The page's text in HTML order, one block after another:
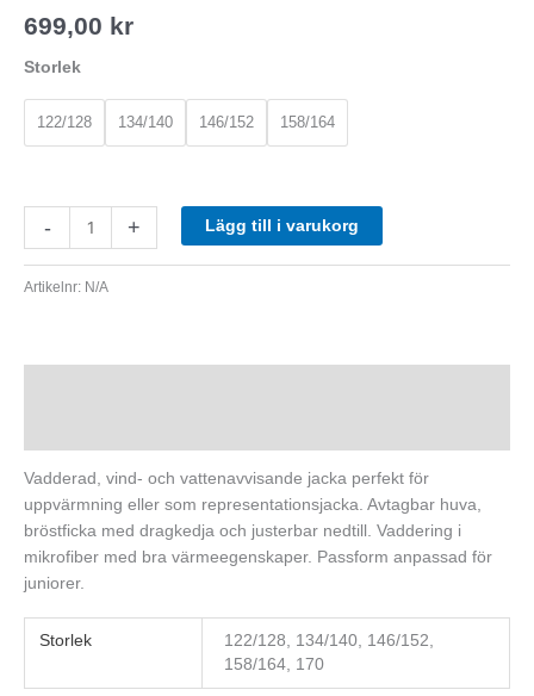
699,00 kr
Storlek
122/128 134/140 146/152 158/164
- + Lägg till i varukorg
Artikelnr: N/A
Vadderad, vind- och vattenavvisande jacka perfekt för
uppvärmning eller som representationsjacka. Avtagbar huva,
bröstficka med dragkedja och justerbar nedtill. Vaddering i
mikrofiber med bra värmeegenskaper. Passform anpassad för
juniorer.
Storlek
122/128, 134/140, 146/152,
158/164, 170